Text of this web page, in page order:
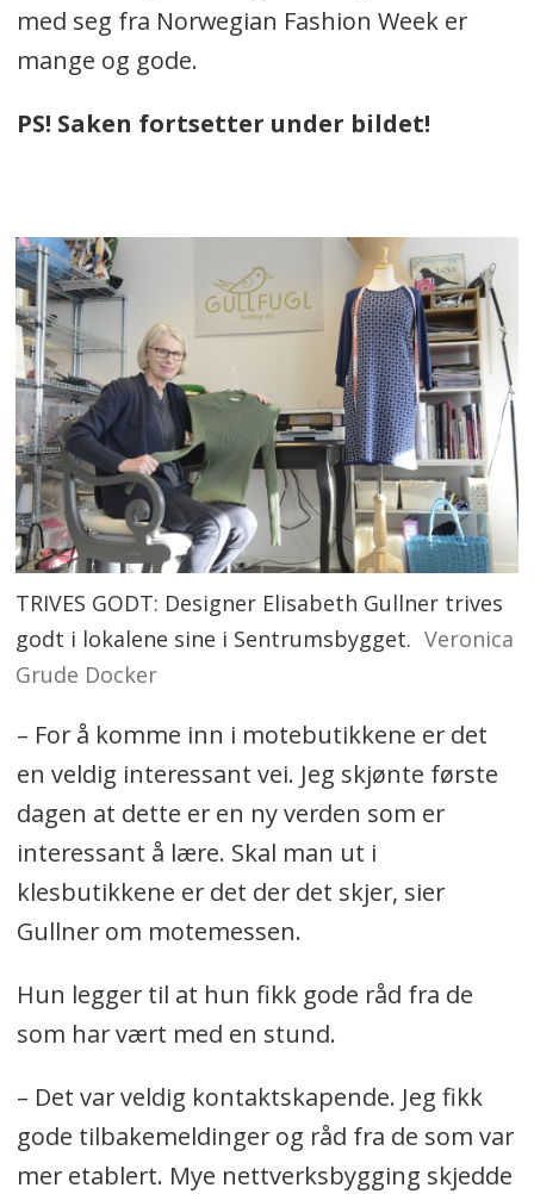
med seg fra Norwegian Fashion Week er
mange og gode.
PS! Saken fortsetter under bildet!
TRIVES GODT: Designer Elisabeth Gullner trives
godt i lokalene sine i Sentrumsbygget. Veronica
Grude Docker
– For å komme inn i motebutikkene er det
en veldig interessant vei. Jeg skjønte første
dagen at dette er en ny verden som er
interessant å lære. Skal man ut i
klesbutikkene er det der det skjer, sier
Gullner om motemessen.
Hun legger til at hun fikk gode råd fra de
som har vært med en stund.
– Det var veldig kontaktskapende. Jeg fikk
gode tilbakemeldinger og råd fra de som var
mer etablert. Mye nettverksbygging skjedde